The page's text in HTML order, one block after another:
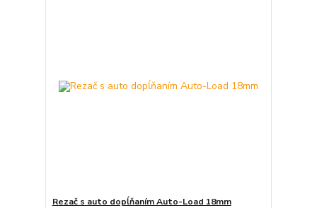
Rezač s auto dopĺňaním Auto-Load 18mm